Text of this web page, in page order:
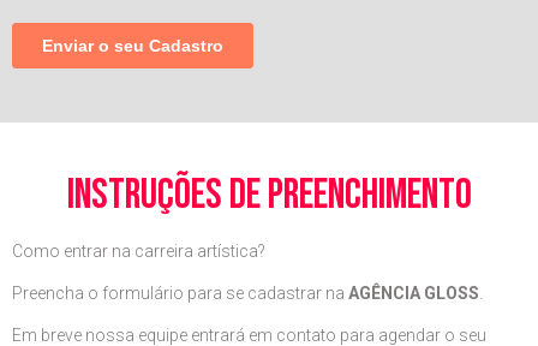
instruções de preenchimento
Como entrar na carreira artística?
Preencha o formulário para se cadastrar na AGÊNCIA GLOSS
Em breve nossa equipe entrará em contato para agendar o seu